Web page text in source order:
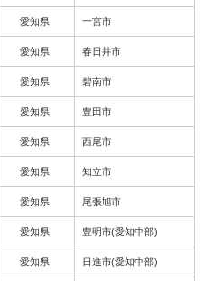
愛知県 一宮市
愛知県 春日井市
愛知県 碧南市
愛知県 豊田市
愛知県 西尾市
愛知県 知立市
愛知県 尾張旭市
愛知県 豊明市(愛知中部)
愛知県 日進市(愛知中部)